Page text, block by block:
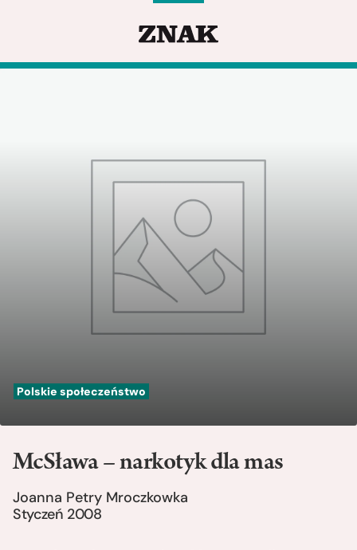
Polskie społeczeństwo
McSława – narkotyk dla mas
Joanna Petry Mroczkowka
Styczeń 2008